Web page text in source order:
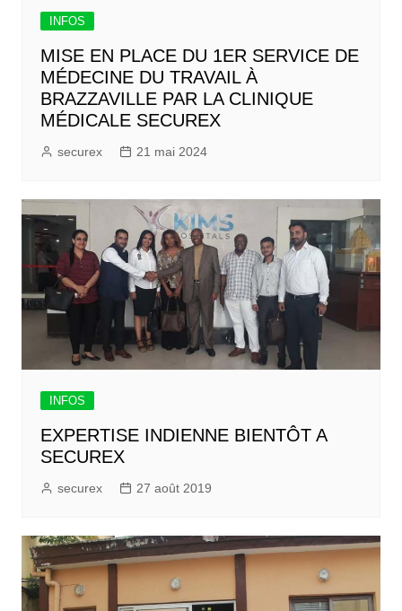
INFOS
MISE EN PLACE DU 1ER SERVICE DE
MÉDECINE DU TRAVAIL À
BRAZZAVILLE PAR LA CLINIQUE
MÉDICALE SECUREX
securex 21 mai 2024
INFOS
EXPERTISE INDIENNE BIENTÔT A
SECUREX
securex 27 août 2019